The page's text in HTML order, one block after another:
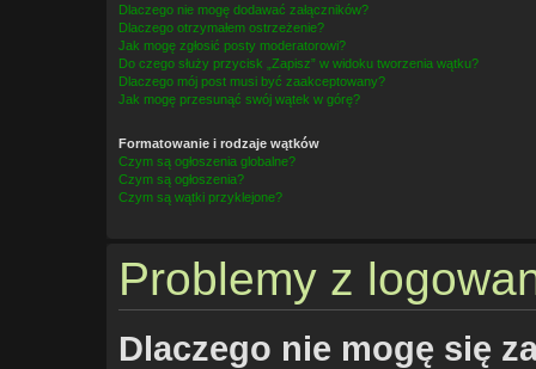
Dlaczego nie mogę dodawać załączników?
Dlaczego otrzymałem ostrzeżenie?
Jak mogę zgłosić posty moderatorowi?
Do czego służy przycisk „Zapisz” w widoku tworzenia wątku?
Dlaczego mój post musi być zaakceptowany?
Jak mogę przesunąć swój wątek w górę?
Formatowanie i rodzaje wątków
Czym są ogłoszenia globalne?
Czym są ogłoszenia?
Czym są wątki przyklejone?
Problemy z
Dlaczego nie mogę się